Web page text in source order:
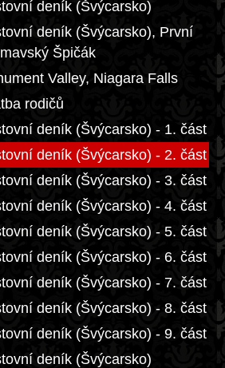
deník (Švýcarsko)
deník (Švýcarsko), První
Špičák
Valley, Niagara Falls
rodičů
deník (Švýcarsko) - 1. část
deník (Švýcarsko) - 2. část
deník (Švýcarsko) - 3. část
deník (Švýcarsko) - 4. část
deník (Švýcarsko) - 5. část
deník (Švýcarsko) - 6. část
deník (Švýcarsko) - 7. část
deník (Švýcarsko) - 8. část
deník (Švýcarsko) - 9. část
deník (Švýcarsko)